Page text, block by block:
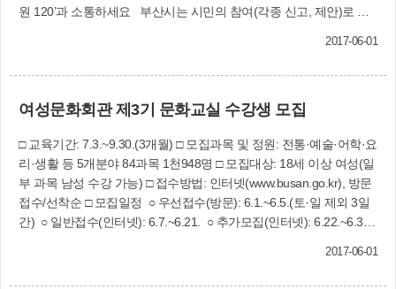
원 120’과 소통하세요 부산시는 시민의 참여(각종 신고, 제안)로 움
주소, 여기에서 찾을 수 있습니다 □ 홈페이지에서: www.juso.go.kr □
등 인터넷 포털사이트에서 검색 □ 문의: 토지정보과(☎310-4768)
2017-06-01
여성문화회관 제3기 문화교실 수강생 모집
□ 교육기간: 7.3.~9.30.(3개월) □ 모집과목 및 정원: 전통·예술·어학·요
리·생활 등 5개분야 84과목 1천948명 □ 모집대상: 18세 이상 여성(일
부 과목 남성 수강 가능) □ 접수방법: 인터넷(www.busan.go.kr), 방문
접수/선착순 □ 모집일정 ○ 우선접수(방문): 6.1.~6.5.(토·일 제외 3일
간) ○ 일반접수(인터넷): 6.7.~6.21. ○ 추가모집(인터넷): 6.22.~6.30.
2017-06-01